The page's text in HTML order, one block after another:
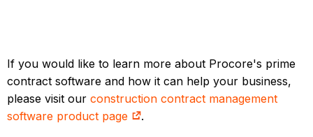
If you would like to learn more about Procore's prime
contract software and how it can help your business,
please visit ourconstruction contract management
software product page
.